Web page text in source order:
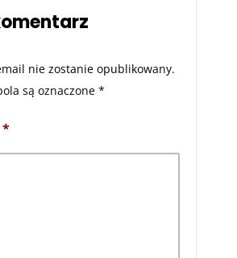
nie zostanie opublikowany.
są oznaczone *
*